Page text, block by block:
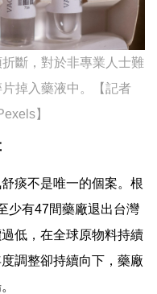
斷，對於非專業人士難
片掉入藥液中。【記者
】
痰不是唯一的個案。根
少有47間藥廠退出台灣
低，在全球原物料持續
調整卻持續向下，藥廠